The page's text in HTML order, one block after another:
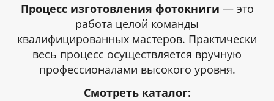
Процесс изготовления фотокниги — это
работа целой команды
квалифицированных мастеров. Практически
весь процесс осуществляется вручную
профессионалами высокого уровня.
Смотреть каталог: